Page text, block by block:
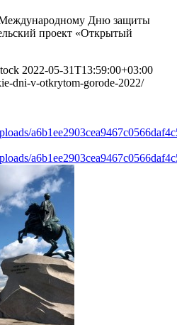
Дню защиты
проект «Открытый
2022-05-31T13:59:00+03:00
dni-v-otkrytom-gorode-2022/